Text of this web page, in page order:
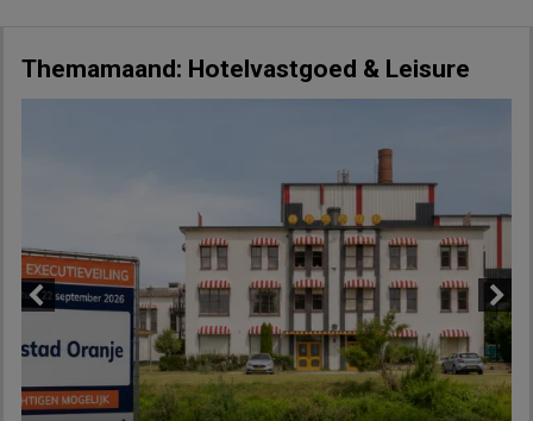
Themamaand: Hotelvastgoed & Leisure
Next